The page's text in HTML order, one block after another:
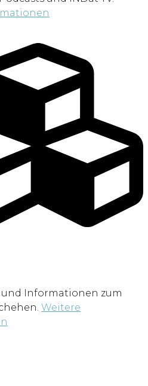
und Informationen zum
Weitere